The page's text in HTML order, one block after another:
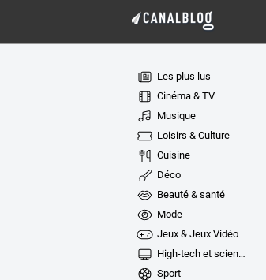
Les plus lus
Cinéma & TV
Musique
Loisirs & Culture
Cuisine
Déco
Beauté & santé
Mode
Jeux & Jeux Vidéo
High-tech et sciences
Sport